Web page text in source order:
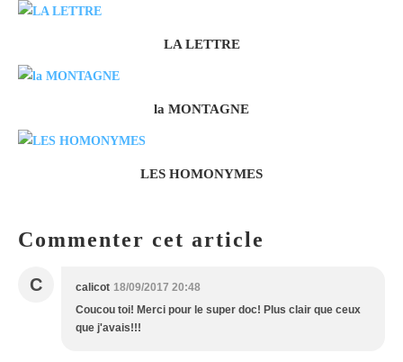
LA LETTRE
la MONTAGNE
LES HOMONYMES
Commenter cet article
C calicot 18/09/2017 20:48
Coucou toi! Merci pour le super doc! Plus clair que ceux
que j'avais!!!